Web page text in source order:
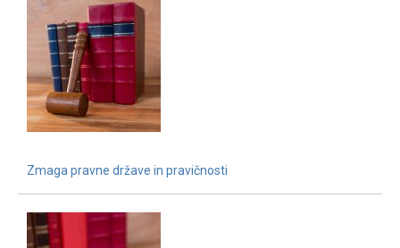
Zmaga pravne države in pravičnosti